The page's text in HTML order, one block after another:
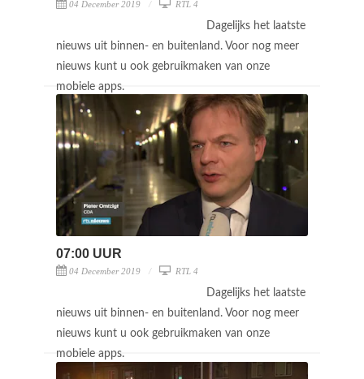
04 December 2019 RTL 4
Dagelijks het laatste
nieuws uit binnen- en buitenland. Voor nog meer
nieuws kunt u ook gebruikmaken van onze
mobiele apps.
07:00 UUR
04 December 2019 RTL 4
Dagelijks het laatste
nieuws uit binnen- en buitenland. Voor nog meer
nieuws kunt u ook gebruikmaken van onze
mobiele apps.